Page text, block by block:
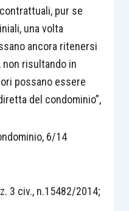
pur se
una volta
ancora ritenersi
risultando in
possano essere
del condominio”,
6/14
3 civ., n.15482/2014;